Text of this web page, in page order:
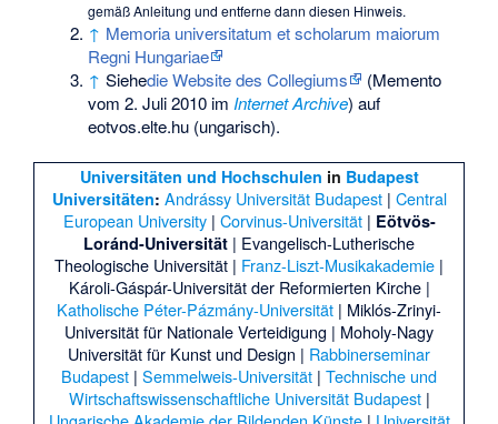
gemäßAnleitung und entferne dann diesen Hinweis.
↑ Memoria universitatum et scholarum maiorum
Regni Hungariae
↑ Siehedie Website des Collegiums (Memento
vom 2. Juli 2010 imInternet Archive) auf
eotvos.elte.hu (ungarisch).
Universitäten und Hochschulen in Budapest
Universitäten: Andrássy Universität Budapest| Central
European University| Corvinus-Universität| Eötvös-
Loránd-Universität | Evangelisch-Lutherische
Theologische Universität | Franz-Liszt-Musikakademie |
Károli-Gáspár-Universität der Reformierten Kirche|
Katholische Péter-Pázmány-Universität | Miklós-Zrinyi-
Universität für Nationale Verteidigung | Moholy-Nagy
Universität für Kunst und Design | Rabbinerseminar
Budapest | Semmelweis-Universität | Technische und
Wirtschaftswissenschaftliche Universität Budapest|